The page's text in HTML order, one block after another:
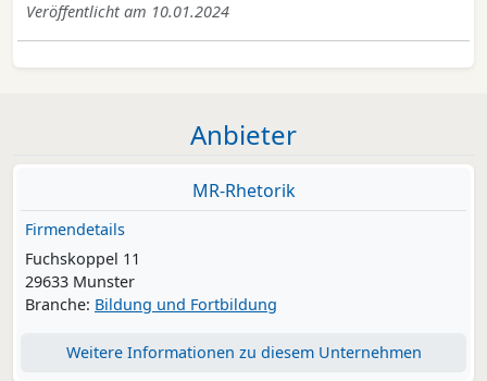
Veröffentlicht am 10.01.2024
Anbieter
MR-Rhetorik
Firmendetails
Fuchskoppel 11
29633 Munster
Branche: Bildung und Fortbildung
Weitere Informationen zu diesem Unternehmen